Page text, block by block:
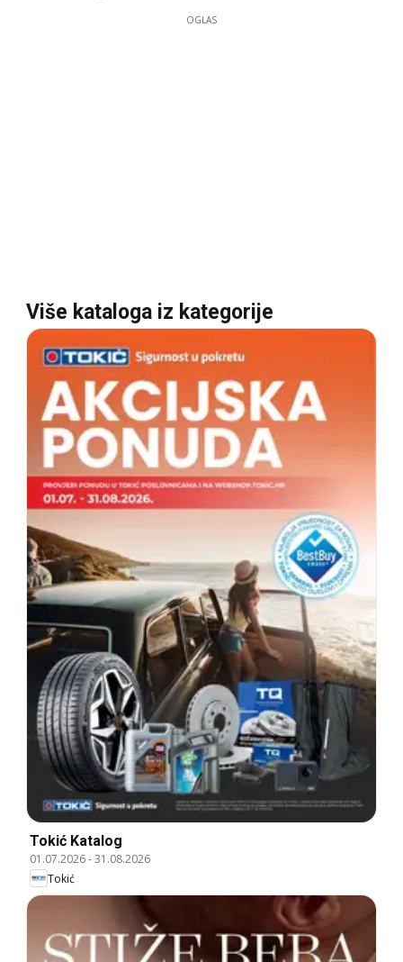
OGLAS
Više kataloga iz kategorije
Tokić Katalog
01.07.2026-31.08.2026
Tokić